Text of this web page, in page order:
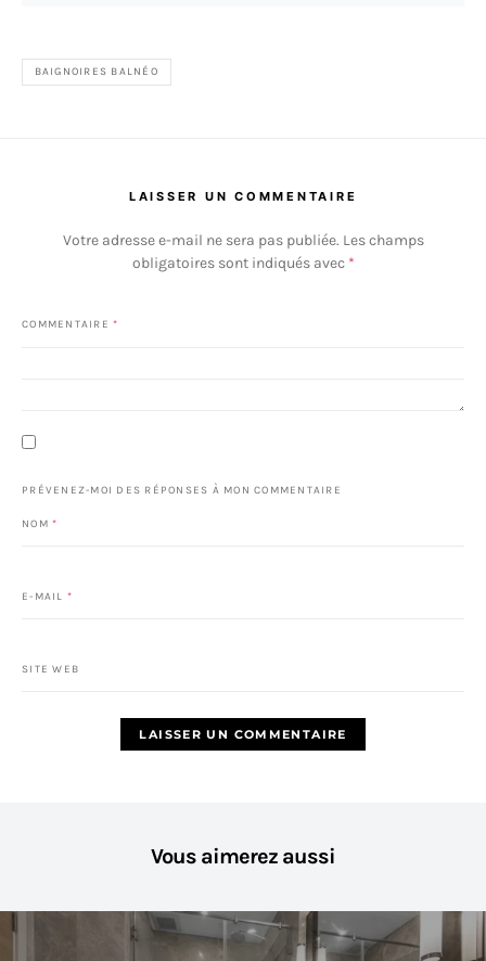
BAIGNOIRES BALNÉO
LAISSER UN COMMENTAIRE
Votre adresse e-mail ne sera pas publiée. Les champs
obligatoires sont indiqués avec *
COMMENTAIRE *
PRÉVENEZ-MOI DES RÉPONSES À MON COMMENTAIRE
NOM *
E-MAIL *
SITE WEB
Vous aimerez aussi